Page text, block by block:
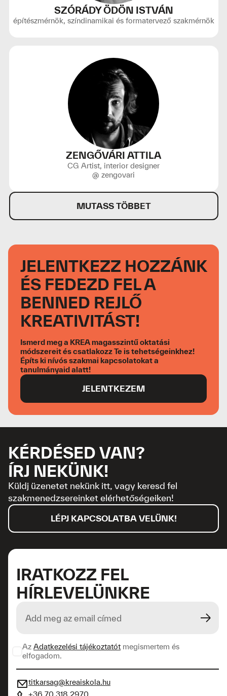
SZÓRÁDY ÖDÖN ISTVÁN
építészmérnök, színdinamikai és formatervező szakmérnök
ZENGŐVÁRI ATTILA
CG Artist, interior designer
@ zengovari
MUTASS TÖBBET
JELENTKEZZ HOZZÁNK
ÉS FEDEZD FEL A
BENNED REJLŐ
KREATIVITÁST!
Ismerd meg a KREA magasszintű oktatási
módszereit és csatlakozz Te is tehetségeinkhez!
Építs ki nívós szakmai kapcsolatokat a
tanulmányaid alatt!
JELENTKEZEM
KÉRDÉSED VAN?
ÍRJ NEKÜNK!
Küldj üzenetet nekünk itt, vagy keresd fel
szakmenedzsereinket elérhetőségeiken!
LÉPJ KAPCSOLATBA VELÜNK!
IRATKOZZ FEL
HÍRLEVELÜNKRE
Az Adatkezelési tájékoztatót megismertem és
elfogadom.
titkarsag@kreaiskola.hu
+36 70 318 2970